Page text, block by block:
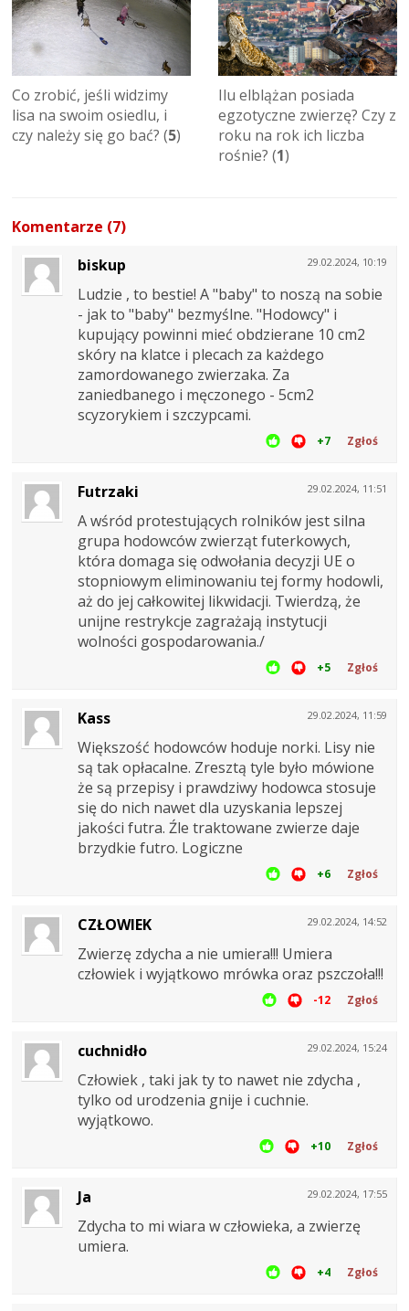
Co zrobić, jeśli widzimy
lisa na swoim osiedlu, i
czy należy się go bać? (5)
Ilu elblążan posiada
egzotyczne zwierzę? Czy z
roku na rok ich liczba
rośnie? (1)
Komentarze (7)
29.02.2024, 10:19
biskup
Ludzie , to bestie! A "baby" to noszą na sobie
- jak to "baby" bezmyślne. "Hodowcy" i
kupujący powinni mieć obdzierane 10 cm2
skóry na klatce i plecach za każdego
zamordowanego zwierzaka. Za
zaniedbanego i męczonego - 5cm2
scyzorykiem i szczypcami.
+7 Zgłoś
29.02.2024, 11:51
Futrzaki
A wśród protestujących rolników jest silna
grupa hodowców zwierząt futerkowych,
która domaga się odwołania decyzji UE o
stopniowym eliminowaniu tej formy hodowli,
aż do jej całkowitej likwidacji. Twierdzą, że
unijne restrykcje zagrażają instytucji
wolności gospodarowania./
+5 Zgłoś
29.02.2024, 11:59
Kass
Większość hodowców hoduje norki. Lisy nie
są tak opłacalne. Zresztą tyle było mówione
że są przepisy i prawdziwy hodowca stosuje
się do nich nawet dla uzyskania lepszej
jakości futra. Źle traktowane zwierze daje
brzydkie futro. Logiczne
+6 Zgłoś
29.02.2024, 14:52
CZŁOWIEK
Zwierzę zdycha a nie umiera!!! Umiera
człowiek i wyjątkowo mrówka oraz pszczoła!!!
-12 Zgłoś
29.02.2024, 15:24
cuchnidło
Człowiek , taki jak ty to nawet nie zdycha ,
tylko od urodzenia gnije i cuchnie.
wyjątkowo.
+10 Zgłoś
29.02.2024, 17:55
Ja
Zdycha to mi wiara w człowieka, a zwierzę
umiera.
+4 Zgłoś